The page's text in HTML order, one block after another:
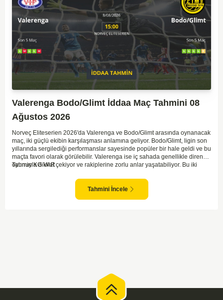
Valerenga Bodo/Glimt İddaa Maç Tahmini 08
Ağustos 2026
Norveç Eliteserien 2026'da Valerenga ve Bodo/Glimt arasında oynanacak
maç, iki güçlü ekibin karşılaşması anlamına geliyor. Bodo/Glimt, ligin son
yıllarında sergilediği performanslar sayesinde popüler bir hale geldi ve bu
maçta favori olarak görülebilir. Valerenga ise iç sahada genellikle dirençli
oyunuyla dikkat çekiyor ve rakiplerine zorlu anlar yaşatabiliyor. Bu iki
karşılaşmalara tanık olabiliyoruz. Taraftar desteğini arkasına alarak
sahasında etkili performans sergileyen Valerenga, Bodo/Glimt karşısında
gol bulmakta zorlanmayabilir. Aynı şekilde, Bodo/Glimt'in de hücum gücü
Tahmin KG VAR
Tahmini İncele